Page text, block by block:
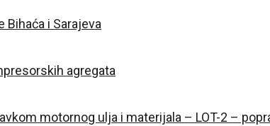
i Sarajeva
agregata
motornog ulja i materijala – LOT-2 –